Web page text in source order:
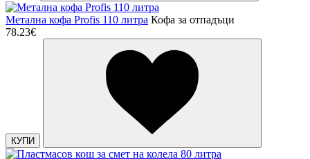
Метална кофа Profis 110 литра Кофа за отпадъци
78.23€
КУПИ